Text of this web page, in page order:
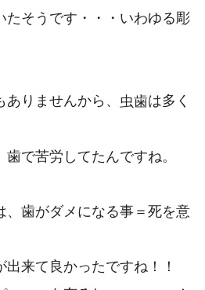
たそうです・・・いわゆる彫
りませんから、 虫歯は多く
で苦労してたんですね。
、歯がダメになる事＝死を意
出来て良かったですね！！